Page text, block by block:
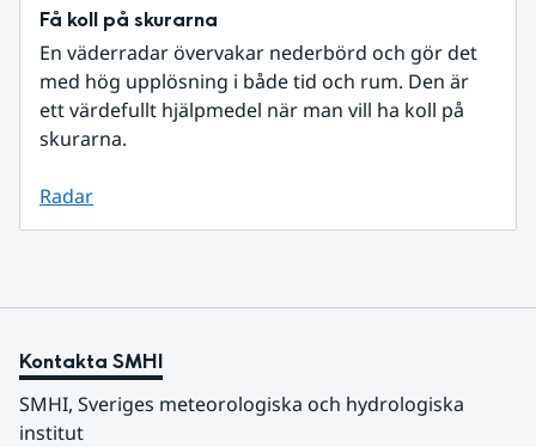
Få koll på skurarna
En väderradar övervakar nederbörd och gör det
med hög upplösning i både tid och rum. Den är
ett värdefullt hjälpmedel när man vill ha koll på
skurarna.
Radar
Kontakta SMHI
SMHI, Sveriges meteorologiska och hydrologiska
institut